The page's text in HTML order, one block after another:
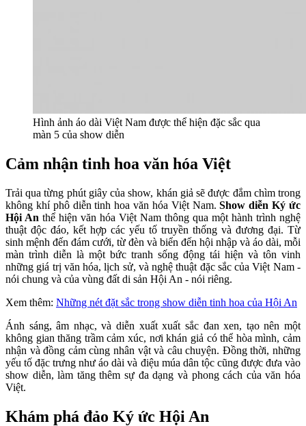
Hình ảnh áo dài Việt Nam được thể hiện đặc sắc qua
màn 5 của show diễn
Cảm nhận tinh hoa văn hóa Việt
Trải qua từng phút giây của show, khán giả sẽ được đắm chìm trong
không khí phô diễn tinh hoa văn hóa Việt Nam.Show diễn Ký ức
Hội An thể hiện văn hóa Việt Nam thông qua một hành trình nghệ
thuật độc đáo, kết hợp các yếu tố truyền thống và đương đại. Từ
sinh mệnh đến đám cưới, từ đèn và biển đến hội nhập và áo dài, mỗi
màn trình diễn là một bức tranh sống động tái hiện và tôn vinh
những giá trị văn hóa, lịch sử, và nghệ thuật đặc sắc của Việt Nam -
nói chung và của vùng đất di sản Hội An - nói riêng.
Xem thêm: Những nét đặt sắc trong show diễn tinh hoa của Hội An
Ánh sáng, âm nhạc, và diễn xuất xuất sắc đan xen, tạo nên một
không gian thăng trầm cảm xúc, nơi khán giả có thể hòa mình, cảm
nhận và đồng cảm cùng nhân vật và câu chuyện. Đồng thời, những
yếu tố đặc trưng như áo dài và điệu múa dân tộc cũng được đưa vào
show diễn, làm tăng thêm sự đa dạng và phong cách của văn hóa
Việt.
Khám phá đảo Ký ức Hội An